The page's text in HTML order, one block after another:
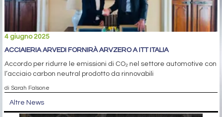
4 giugno 2025
ACCIAIERIA ARVEDI FORNIRÀ ARVZERO A ITT ITALIA
Accordo per ridurre le emissioni di CO₂ nel settore automotive con
l’acciaio carbon neutral prodotto da rinnovabili
di Sarah Falsone
Altre News